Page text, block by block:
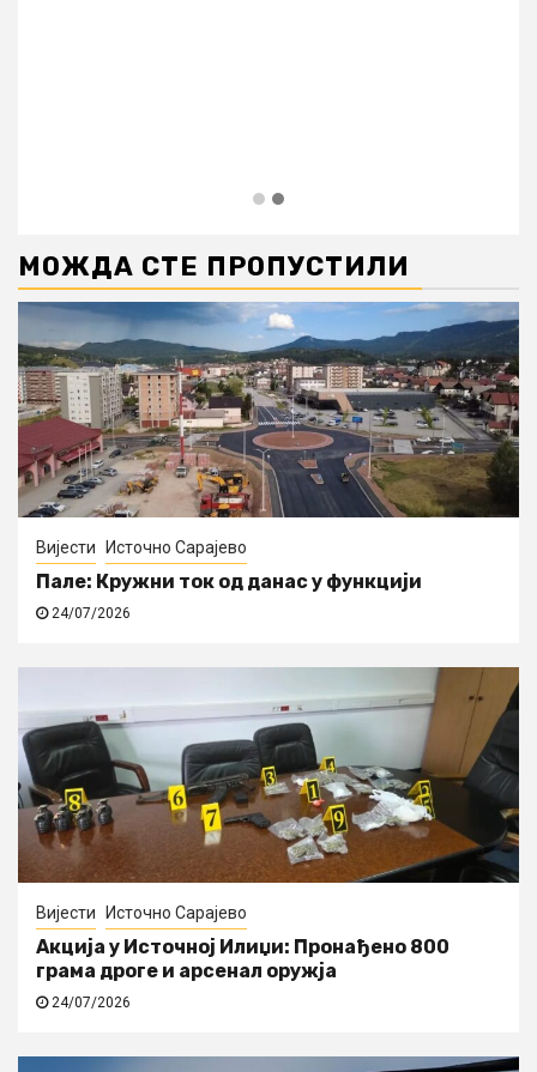
МОЖДА СТЕ ПРОПУСТИЛИ
Вијести Источно Сарајево
Пале: Кружни ток од данас у функцији
24/07/2026
Вијести Источно Сарајево
Акција у Источној Илиџи: Пронађено 800
грама дроге и арсенал оружја
24/07/2026